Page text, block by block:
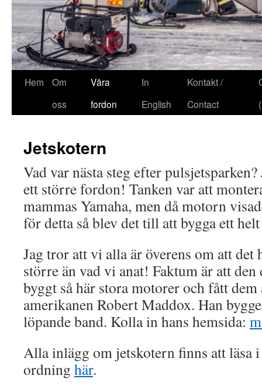
Hem
Om
oss
Våra
fordon
In
English
Kontakt /
Contact
Jetskotern
Vad var nästa steg efter
ett större fordon! Tanken var att
mammas Yamaha, men då motorn
för detta så blev det till att bygga ett
Jag tror att vi alla är överens om att
större än vad vi anat! Faktum är att
byggt så här stora motorer och fått
amerikanen Robert Maddox. Han
löpande band. Kolla in hans hemsida:
Alla inlägg om jetskotern finns att läsa
ordning här.